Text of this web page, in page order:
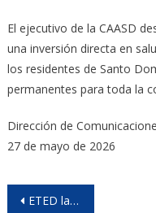
El ejecutivo de la CAASD
una inversión directa en
los residentes de Santo
permanentes para toda la
Dirección de
27 de mayo de 2026
Post
ETED lanza la Sala de Energía y Sostenibilidad un espacio de fortalecimiento de capacidades para la transición energética y digital